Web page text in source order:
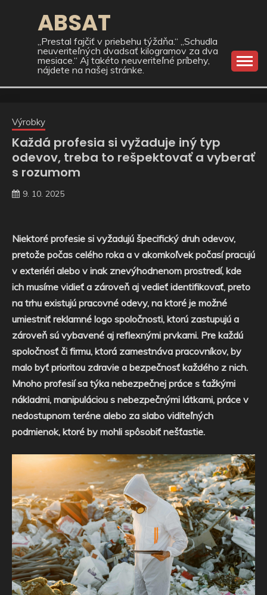
ABSAT
„Prestal fajčiť v priebehu týždňa.“ „Schudla
neuveriteľných dvadsať kilogramov za dva
mesiace.“ Aj takéto neuveriteľné príbehy,
nájdete na našej stránke.
Výrobky
Každá profesia si vyžaduje iný typ
odevov, treba to rešpektovať a vyberať
s rozumom
9. 10. 2025
Niektoré profesie si vyžadujú špecifický druh odevov,
pretože počas celého roka a v akomkoľvek počasí pracujú
v exteriéri alebo v inak znevýhodnenom prostredí, kde
ich musíme vidieť a zároveň aj vedieť identifikovať, preto
na trhu existujú pracovné odevy, na ktoré je možné
umiestniť reklamné logo spoločnosti, ktorú zastupujú a
zároveň sú vybavené aj reflexnými prvkami. Pre každú
spoločnosť či firmu, ktorá zamestnáva pracovníkov, by
malo byť prioritou zdravie a bezpečnosť každého z nich.
Mnoho profesií sa týka nebezpečnej práce s ťažkými
nákladmi, manipuláciou s nebezpečnými látkami, práce v
nedostupnom teréne alebo za slabo viditeľných
podmienok, ktoré by mohli spôsobiť nešťastie.